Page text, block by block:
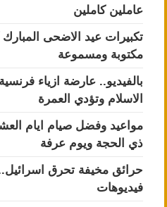
عاملين كاملين
تكبيرات عيد الاضحى المبارك
مكتوبة ومسموعة
بالفيديو.. عارضة ازياء
الاسلام وتؤدي العمرة
مواعيد وفضل صيام ايام
ذي الحجة ويوم عرفة
حرائق مخيفة تحرق
فيديوهات